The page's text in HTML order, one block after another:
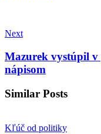
Next
Mazurek vystúpil v
nápisom
Similar Posts
Kľúč od politiky